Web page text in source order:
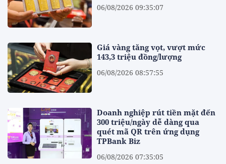
06/08/2026 09:35:07
Giá vàng tăng vọt, vượt mức
143,3 triệu đồng/lượng
06/08/2026 08:57:55
Doanh nghiệp rút tiền mặt đến
300 triệu/ngày dễ dàng qua
quét mã QR trên ứng dụng
TPBank Biz
06/08/2026 07:35:05